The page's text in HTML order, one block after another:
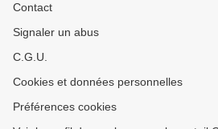
Contact
Signaler un abus
C.G.U.
Cookies et données personnelles
Préférences cookies